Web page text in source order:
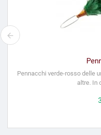
Pennacchi verde-rosso delle
altre. In